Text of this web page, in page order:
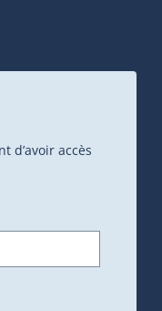
d’avoir accès